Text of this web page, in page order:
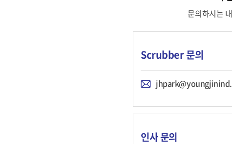
문의하시는
Scrubber 문의
인사 문의